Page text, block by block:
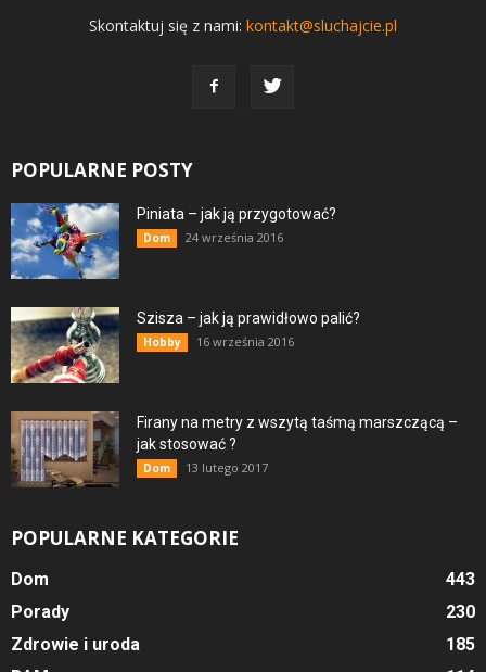
Skontaktuj się z nami: kontakt@sluchajcie.pl
POPULARNE POSTY
Piniata – jak ją przygotować?
Dom 24 września 2016
Szisza – jak ją prawidłowo palić?
Hobby 16 września 2016
Firany na metry z wszytą taśmą marszczącą –
jak stosować ?
Dom 13 lutego 2017
POPULARNE KATEGORIE
Dom
443
Porady
230
Zdrowie i uroda
185